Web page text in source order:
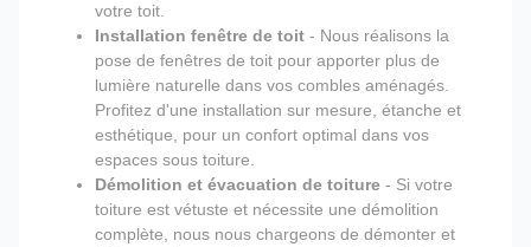
votre toit.
Installation fenêtre de toit - Nous réalisons la
pose de fenêtres de toit pour apporter plus de
lumière naturelle dans vos combles aménagés.
Profitez d'une installation sur mesure, étanche et
esthétique, pour un confort optimal dans vos
espaces sous toiture.
Démolition et évacuation de toiture - Si votre
toiture est vétuste et nécessite une démolition
complète, nous nous chargeons de démonter et